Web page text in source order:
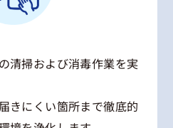
清掃および消毒作業を実
きにくい箇所まで徹底的